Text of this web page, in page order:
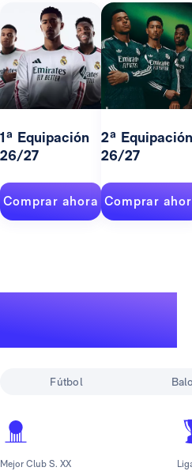
1ª Equipación
26/27
Comprar ahora
2ª Equipación
26/27
Comprar
Fútbol
Mejor Club S. XX